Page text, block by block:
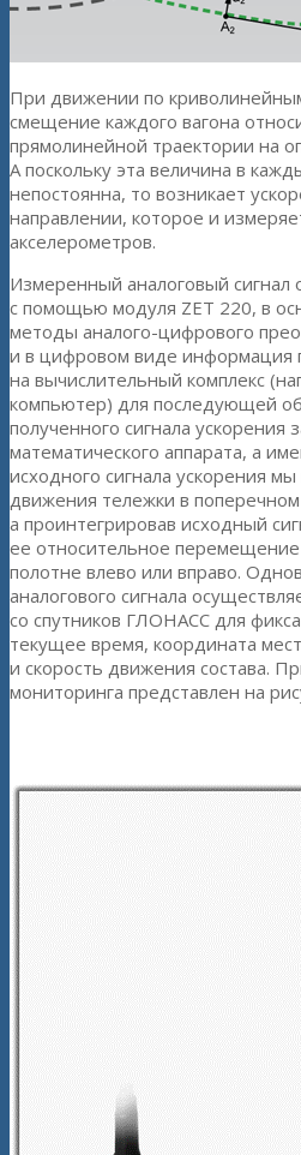
При движении по
смещение каждого вагона
прямолинейной траектории на
А поскольку эта величина в
непостоянна, то возникает
направлении, которое и
акселерометров.
Измеренный аналоговый сигнал
с помощью модуля ZET 220, в
методы аналого-цифрового
и в цифровом виде информация
на вычислительный комплекс
компьютер) для последующей
полученного сигнала ускорения
математического аппарата, а
исходного сигнала ускорения
движения тележки в
а проинтегрировав исходный
ее относительное
полотне влево или вправо.
аналогового сигнала
со спутников ГЛОНАСС для
текущее время, координата
и скорость движения состава.
мониторинга представлен на